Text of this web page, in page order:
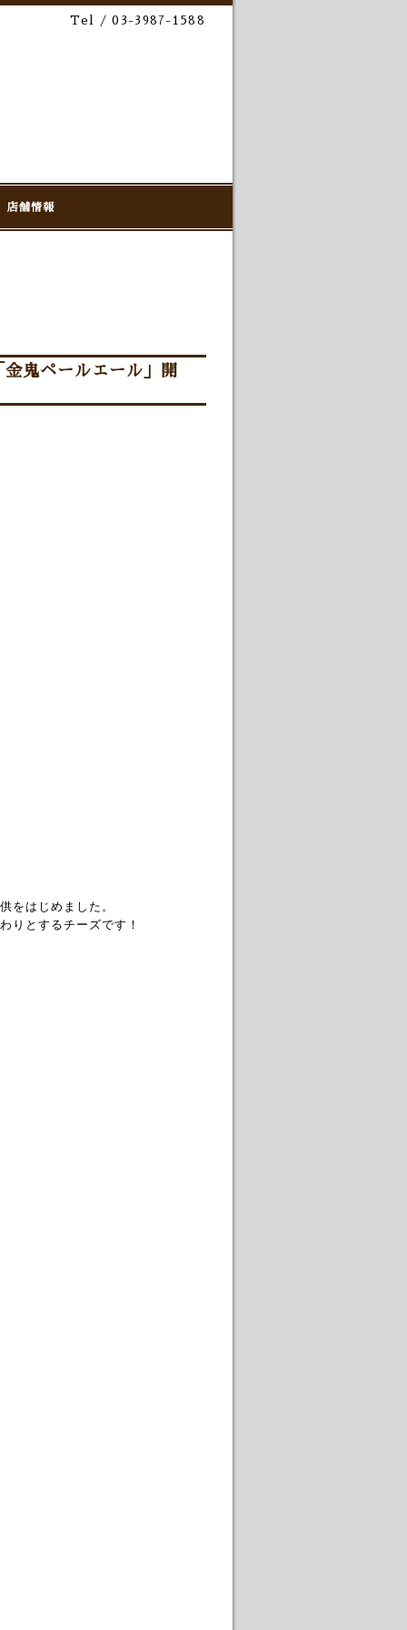
Tel / 03-3987-1588
店舗情報
鬼ペールエール」開
をはじめました。
りとするチーズです！